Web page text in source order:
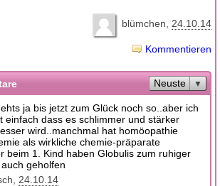
blümchen 24.10.14
Kommentieren
Neuste
ja bis jetzt zum Glück noch so..aber ich
einfach dass es schlimmer und stärker
wird..manchmal hat homöopathie
als wirkliche chemie-präparate
beim 1. Kind haben Globulis zum ruhiger
geholfen
24.10.14